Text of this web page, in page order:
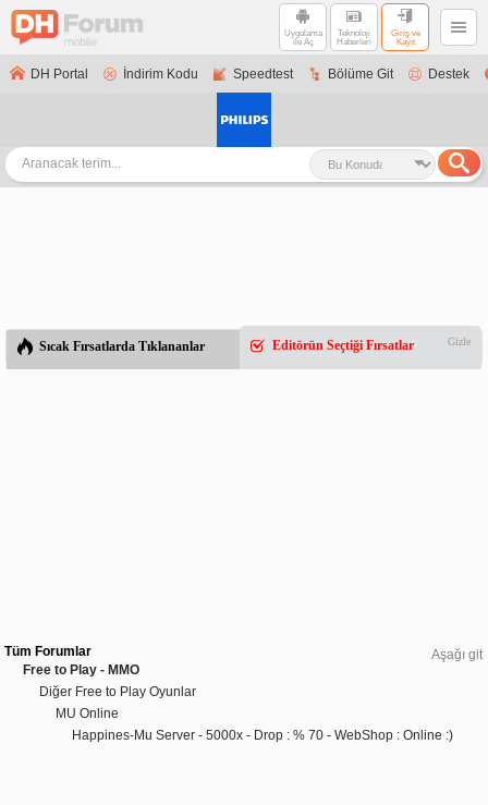
Uygulama
ile Aç
Teknoloji
Haberleri
Giriş ve
Kayıt
DH Portal İndirim Kodu Speedtest Bölüme Git Destek
Sıcak Fırsatlarda Tıklananlar Editörün Seçtiği Fırsatlar Gizle
Aşağı git
Tüm Forumlar
Free to Play - MMO
Diğer Free to Play Oyunlar
MU Online
Happines-Mu Server - 5000x - Drop : % 70 - WebShop : Online :)